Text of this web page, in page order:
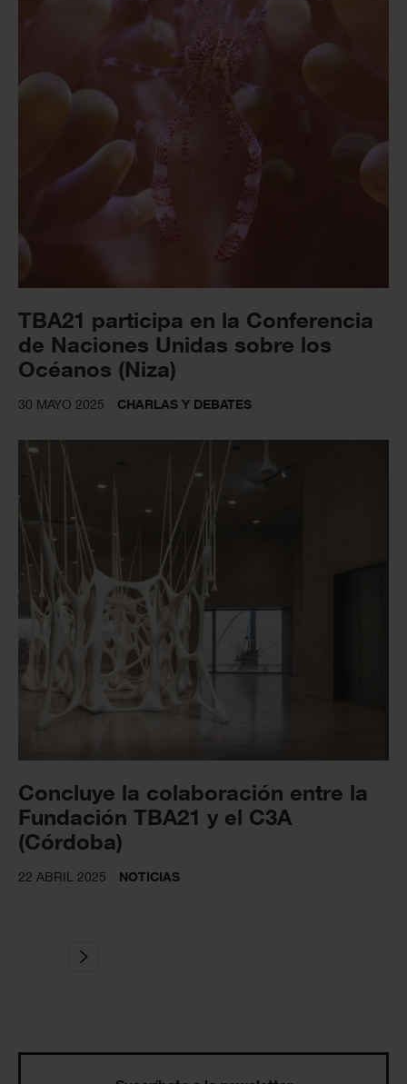
TBA21 participa en la Conferencia
de Naciones Unidas sobre los
Océanos (Niza)
30 MAYO 2025 CHARLAS Y DEBATES
Concluye la colaboración entre la
Fundación TBA21 y el C3A
(Córdoba)
22 ABRIL 2025 NOTICIAS